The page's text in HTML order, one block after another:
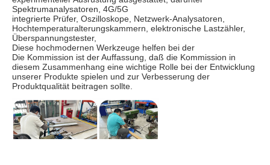
Spektrumanalysatoren, 4G/5G
integrierte Prüfer, Oszilloskope, Netzwerk-Analysatoren,
Hochtemperaturalterungskammern, elektronische Lastzähler,
Überspannungstester,
Diese hochmodernen Werkzeuge helfen bei der
Die Kommission ist der Auffassung, daß die Kommission in
diesem Zusammenhang eine wichtige Rolle bei der Entwicklung
unserer Produkte spielen und zur Verbesserung der
Produktqualität beitragen sollte.